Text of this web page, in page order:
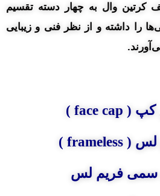
کرتین وال به چهار دسته تقسیم
را داشته و از نظر فنی و زیبایی